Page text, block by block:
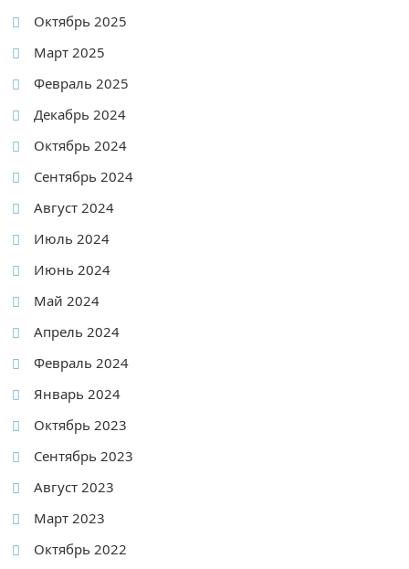
Октябрь 2025
Март 2025
Февраль 2025
Декабрь 2024
Октябрь 2024
Сентябрь 2024
Август 2024
Июль 2024
Июнь 2024
Май 2024
Апрель 2024
Февраль 2024
Январь 2024
Октябрь 2023
Сентябрь 2023
Август 2023
Март 2023
Октябрь 2022